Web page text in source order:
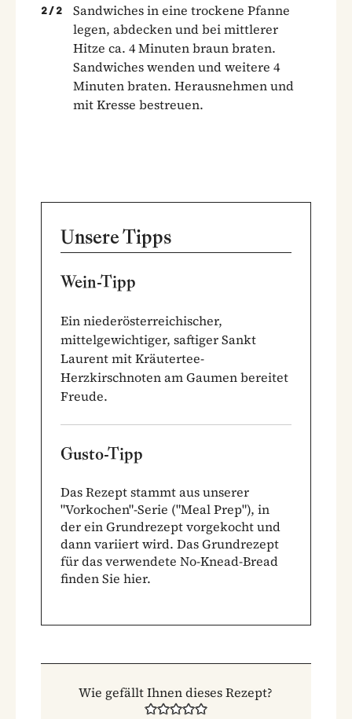
2 / 2
Sandwiches in eine trockene Pfanne
legen, abdecken und bei mittlerer
Hitze ca. 4 Minuten braun braten.
Sandwiches wenden und weitere 4
Minuten braten. Herausnehmen und
mit Kresse bestreuen.
Unsere Tipps
Wein-Tipp
Ein niederösterreichischer,
mittelgewichtiger, saftiger Sankt
Laurent mit Kräutertee-
Herzkirschnoten am Gaumen bereitet
Freude.
Gusto-Tipp
Das Rezept stammt aus unserer
"Vorkochen"-Serie ("Meal Prep"), in
der ein Grundrezept vorgekocht und
dann variiert wird. Das Grundrezept
für das verwendete No-Knead-Bread
finden Sie hier.
Wie gefällt Ihnen dieses Rezept?